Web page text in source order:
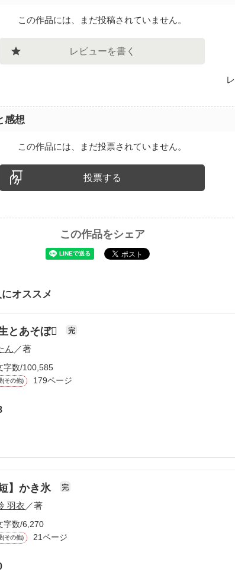
この作品には、まだ投稿されていません。
レビューを書く
感想
この作品には、まだ投票されていません。
投票する
この作品をシェア
オススメ
とあそぼ 完
ん ／著
字数/100,585
(その他) 179ページ
ってのける母親――。
短】かき氷 完
羽衣 ／著
字数/6,270
(その他) 21ページ